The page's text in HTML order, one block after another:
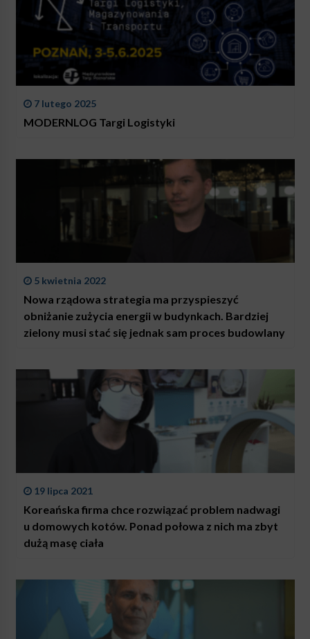
7 lutego 2025
MODERNLOG Targi Logistyki
5 kwietnia 2022
Nowa rządowa strategia ma przyspieszyć
obniżanie zużycia energii w budynkach. Bardziej
zielony musi stać się jednak sam proces budowlany
19 lipca 2021
Koreańska firma chce rozwiązać problem nadwagi
u domowych kotów. Ponad połowa z nich ma zbyt
dużą masę ciała